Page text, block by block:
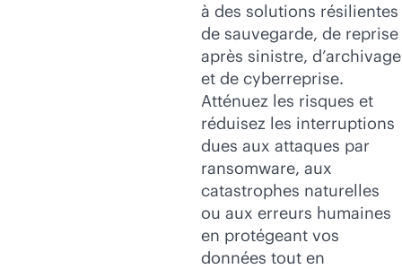
à des solutions résilientes
de sauvegarde, de reprise
après sinistre, d’archivage
et de cyberreprise.
Atténuez les risques et
réduisez les interruptions
dues aux attaques par
ransomware, aux
catastrophes naturelles
ou aux erreurs humaines
en protégeant vos
données tout en